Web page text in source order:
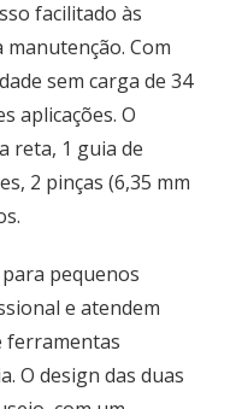
facilitado às
manutenção. Com
sem carga de 34
aplicações. O
reta, 1 guia de
2 pinças (6,35 mm
pequenos
e atendem
ferramentas
O design das duas